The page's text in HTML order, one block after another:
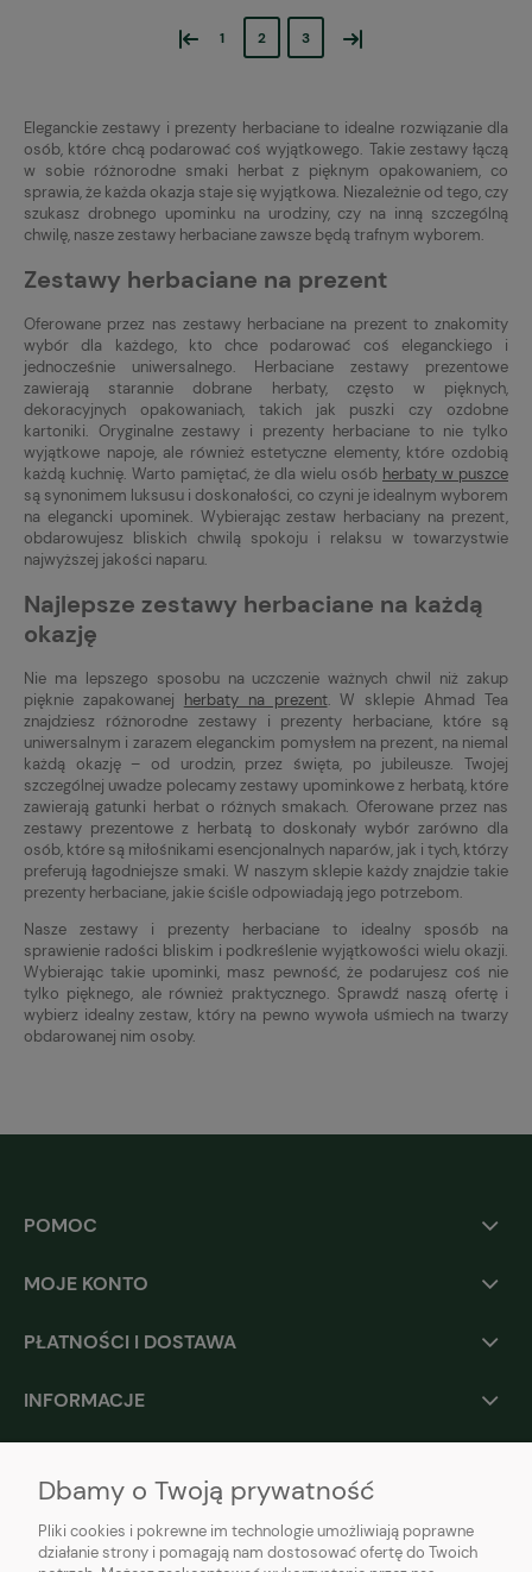
« 1 2 3 »
Eleganckie zestawy i prezenty herbaciane to idealne rozwiązanie dla
osób, które chcą podarować coś wyjątkowego. Takie zestawy łączą
w sobie różnorodne smaki herbat z pięknym opakowaniem, co
sprawia, że każda okazja staje się wyjątkowa. Niezależnie od tego, czy
szukasz drobnego upominku na urodziny, czy na inną szczególną
chwilę, nasze zestawy herbaciane zawsze będą trafnym wyborem.
Zestawy herbaciane na prezent
Oferowane przez nas zestawy herbaciane na prezent to znakomity
wybór dla każdego, kto chce podarować coś eleganckiego i
jednocześnie uniwersalnego. Herbaciane zestawy prezentowe
zawierają starannie dobrane herbaty, często w pięknych,
dekoracyjnych opakowaniach, takich jak puszki czy ozdobne
kartoniki. Oryginalne zestawy i prezenty herbaciane to nie tylko
wyjątkowe napoje, ale również estetyczne elementy, które ozdobią
każdą kuchnię. Warto pamiętać, że dla wielu osób herbaty w puszce
są synonimem luksusu i doskonałości, co czyni je idealnym wyborem
na elegancki upominek. Wybierając zestaw herbaciany na prezent,
obdarowujesz bliskich chwilą spokoju i relaksu w towarzystwie
najwyższej jakości naparu.
Najlepsze zestawy herbaciane na każdą
okazję
Nie ma lepszego sposobu na uczczenie ważnych chwil niż zakup
pięknie zapakowanej herbaty na prezent. W sklepie Ahmad Tea
znajdziesz różnorodne zestawy i prezenty herbaciane, które są
uniwersalnym i zarazem eleganckim pomysłem na prezent, na niemal
każdą okazję – od urodzin, przez święta, po jubileusze. Twojej
szczególnej uwadze polecamy zestawy upominkowe z herbatą, które
zawierają gatunki herbat o różnych smakach. Oferowane przez nas
zestawy prezentowe z herbatą to doskonały wybór zarówno dla
osób, które są miłośnikami esencjonalnych naparów, jak i tych, którzy
preferują łagodniejsze smaki. W naszym sklepie każdy znajdzie takie
prezenty herbaciane, jakie ściśle odpowiadają jego potrzebom.
Nasze zestawy i prezenty herbaciane to idealny sposób na
sprawienie radości bliskim i podkreślenie wyjątkowości wielu okazji.
Wybierając takie upominki, masz pewność, że podarujesz coś nie
tylko pięknego, ale również praktycznego. Sprawdź naszą ofertę i
wybierz idealny zestaw, który na pewno wywoła uśmiech na twarzy
obdarowanej nim osoby.
POMOC
MOJE KONTO
PŁATNOŚCI I DOSTAWA
INFORMACJE
Dbamy o Twoją prywatność
Pliki cookies i pokrewne im technologie umożliwiają poprawne
działanie strony i pomagają nam dostosować ofertę do Twoich